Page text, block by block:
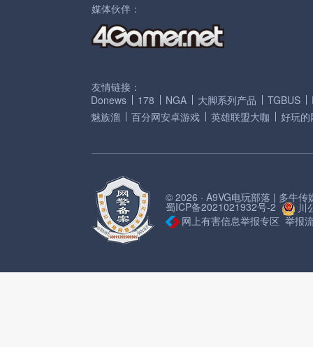
媒体伙伴：
友情链接：
Donews
178 NGA 大脚系列产品 TGBUS
魅族溜
百分网安卓游戏 英雄联盟大咖 好玩的
© 2026 · A9VG电玩部落 | 多牛传
蜀ICP备2021021932号-2
川
网上有害信息举报专区 举报